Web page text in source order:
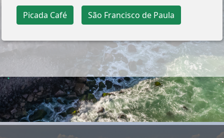
Picada Café São Francisco de Paula